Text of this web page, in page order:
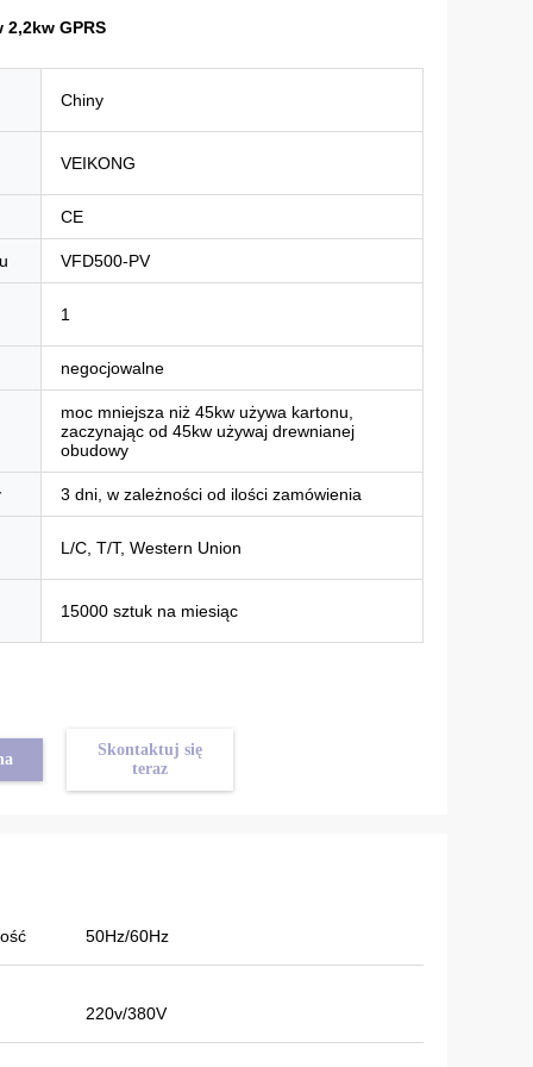
GPRS
Chiny
VEIKONG
CE
VFD500-PV
1
negocjowalne
moc mniejsza niż 45kw używa kartonu,
zaczynając od 45kw używaj drewnianej
obudowy
3 dni, w zależności od ilości zamówienia
L/C, T/T, Western Union
15000 sztuk na miesiąc
Skontaktuj się
teraz
50Hz/60Hz
220v/380V